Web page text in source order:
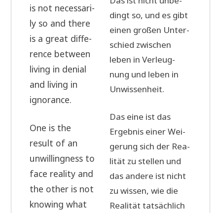
is not neces­s­a­ri­
ly so and the­re
is a gre­at dif­fe­
rence bet­ween
living in deni­al
and living in
ignorance.
One is the
result of an
unwil­ling­ness to
face rea­li­ty and
the other is not
kno­wing what
dingt so, und es gibt
einen gro­ßen Unter­
schied zwi­schen
leben in Ver­leug­
nung und leben in
Unwissenheit.
Das eine ist das
Ergeb­nis einer Wei­
ge­rung sich der Rea­
li­tät zu stel­len und
das ande­re ist nicht
zu wis­sen, wie die
Rea­li­tät tat­säch­lich